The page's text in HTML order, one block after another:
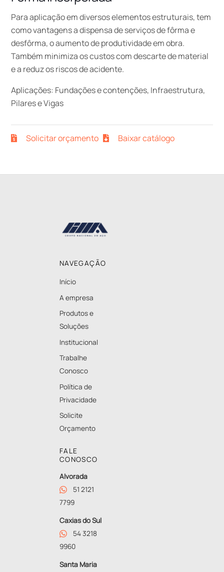
Para aplicação em diversos elementos estruturais, tem
como vantagens a dispensa de serviços de fôrma e
desfôrma, o aumento de produtividade em obra.
Também minimiza os custos com descarte de material
e a reduz os riscos de acidente.
Aplicações: Fundações e contenções, Infraestrutura,
Pilares e Vigas
Solicitar orçamento Baixar catálogo
NAVEGAÇÃO
Início
A empresa
Produtos e
Soluções
Institucional
Trabalhe
Conosco
Política de
Privacidade
Solicite
Orçamento
FALE
CONOSCO
Alvorada
51 2121
7799
Caxias do Sul
54 3218
9960
Santa Maria